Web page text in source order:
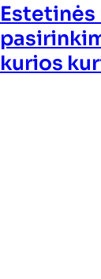
kurios